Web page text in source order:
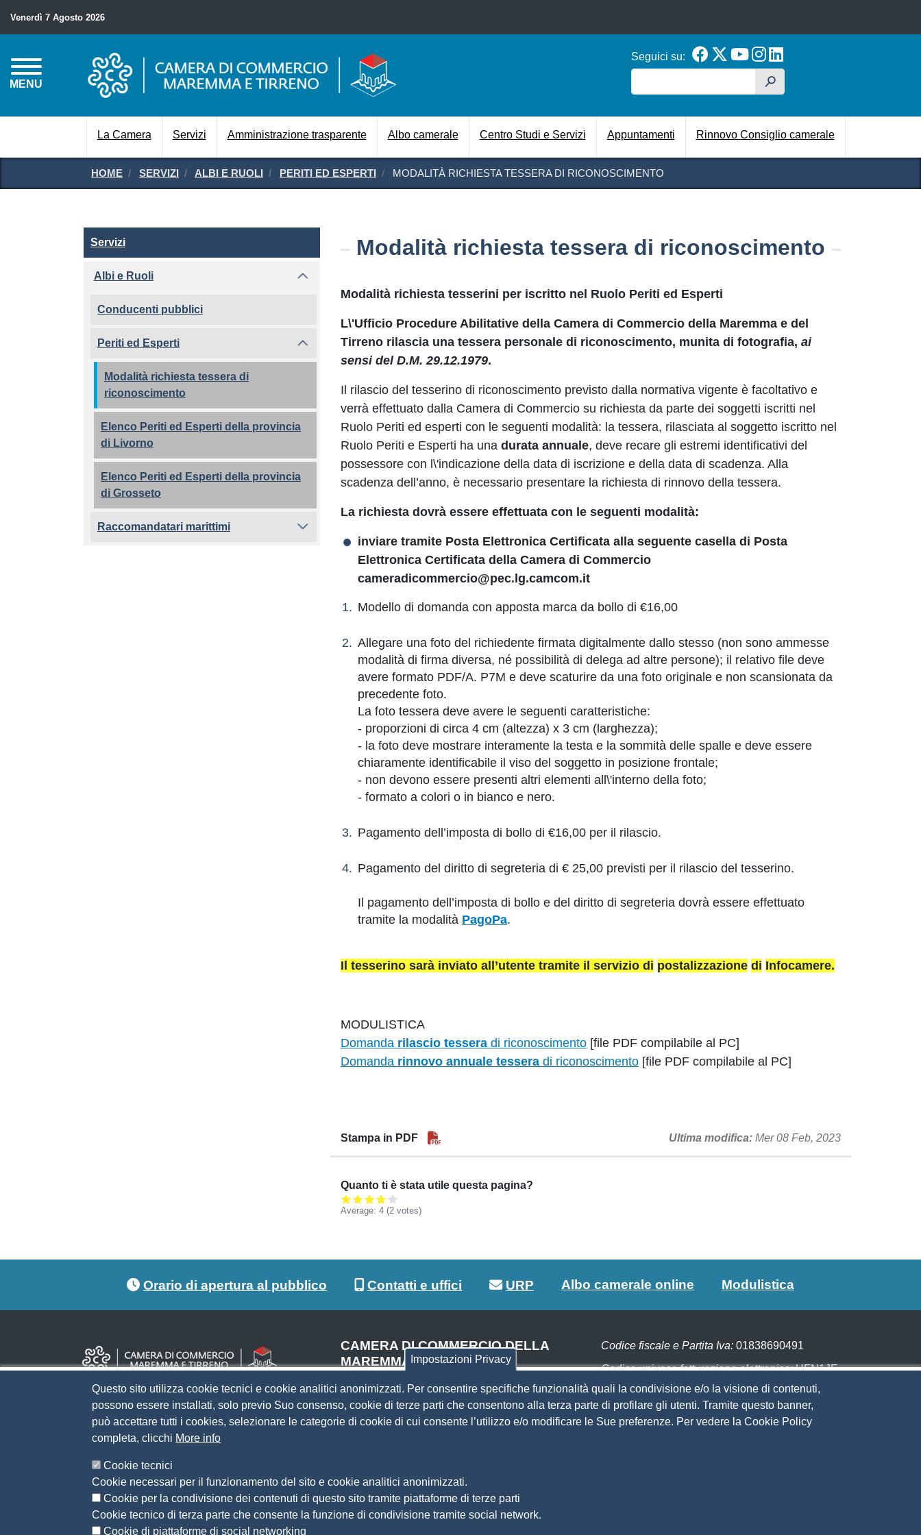
Venerdì 7 Agosto 2026
MENU
Seguici su:
h
Navigazione principale
La Camera Servizi Amministrazione trasparente Albo camerale Centro Studi e Servizi Appuntamenti Rinnovo Consiglio camerale
HOME SERVIZI ALBI E RUOLI PERITI ED ESPERTI MODALITÀ RICHIESTA TESSERA DI RICONOSCIMENTO
Modalità richiesta tessera di riconoscimento
Modalità richiesta tesserini per iscritto nel Ruolo Periti ed Esperti
L\'Ufficio Procedure Abilitative della Camera di Commercio della Maremma e del
Tirreno rilascia una tessera personale di riconoscimento, munita di fotografia, ai
sensi del D.M. 29.12.1979.
Il rilascio del tesserino di riconoscimento previsto dalla normativa vigente è facoltativo e
verrà effettuato dalla Camera di Commercio su richiesta da parte dei soggetti iscritti nel
Ruolo Periti ed esperti con le seguenti modalità: la tessera, rilasciata al soggetto iscritto nel
Ruolo Periti e Esperti ha una durata annuale, deve recare gli estremi identificativi del
possessore con l\'indicazione della data di iscrizione e della data di scadenza. Alla
scadenza dell’anno, è necessario presentare la richiesta di rinnovo della tessera.
La richiesta dovrà essere effettuata con le seguenti modalità:
inviare tramite Posta Elettronica Certificata alla seguente casella di Posta
Elettronica Certificata della Camera di Commercio
cameradicommercio@pec.lg.camcom.it
Modello di domanda con apposta marca da bollo di €16,00
Allegare una foto del richiedente firmata digitalmente dallo stesso (non sono ammesse
modalità di firma diversa, né possibilità di delega ad altre persone); il relativo file deve
avere formato PDF/A. P7M e deve scaturire da una foto originale e non scansionata da
precedente foto.
La foto tessera deve avere le seguenti caratteristiche:
- proporzioni di circa 4 cm (altezza) x 3 cm (larghezza);
- la foto deve mostrare interamente la testa e la sommità delle spalle e deve essere
chiaramente identificabile il viso del soggetto in posizione frontale;
- non devono essere presenti altri elementi all\'interno della foto;
- formato a colori o in bianco e nero.
Pagamento dell’imposta di bollo di €16,00 per il rilascio.
Pagamento del diritto di segreteria di € 25,00 previsti per il rilascio del tesserino.
Il pagamento dell’imposta di bollo e del diritto di segreteria dovrà essere effettuato
tramite la modalità PagoPa.
Il tesserino sarà inviato all’utente tramite il servizio di postalizzazione di Infocamere.
MODULISTICA
Domanda rilascio tessera di riconoscimento [file PDF compilabile al PC]
Domanda rinnovo annuale tessera di riconoscimento [file PDF compilabile al PC]
Stampa in PDF Ultima modifica Mer 08 Feb, 2023
Quanto ti è stata utile questa pagina?
Average: 4 (2 votes)
Servizi
Servizi
Albi e Ruoli
Conducenti pubblici
Periti ed Esperti
Modalità richiesta tessera di
riconoscimento
Elenco Periti ed Esperti della provincia
di Livorno
Elenco Periti ed Esperti della provincia
di Grosseto
Raccomandatari marittimi
Orario di apertura al pubblico Contatti e uffici URP Albo camerale online Modulistica
CAMERA DI COMMERCIO DELLA
MAREMMA E DEL TIRRENO
SEDE DI LIVORNO
Piazza del Municipio, 48
(ingresso da Via del Porticciolo, 1)
Via F.lli Cairoli, 10
Centralino 0564 430.111
Peccameradicommercio@pec.lg.camcom.it
Codice fiscale e Partita Iva: 01838690491
Codice univoco fatturazione elettronica:UFN1JE
Pagare con PagoPA
Impostazioni Privacy
Questo sito utilizza cookie tecnici e cookie analitici anonimizzati. Per consentire specifiche funzionalità quali la condivisione e/o la visione di contenuti,
possono essere installati, solo previo Suo consenso, cookie di terze parti che consentono alla terza parte di profilare gli utenti. Tramite questo banner,
può accettare tutti i cookies, selezionare le categorie di cookie di cui consente l’utilizzo e/o modificare le Sue preferenze. Per vedere la Cookie Policy
completa, clicchi More info
Cookie tecnici
Cookie necessari per il funzionamento del sito e cookie analitici anonimizzati.
Cookie per la condivisione dei contenuti di questo sito tramite piattaforme di terze parti
Cookie tecnico di terza parte che consente la funzione di condivisione tramite social network.
Cookie di piattaforme di social networking